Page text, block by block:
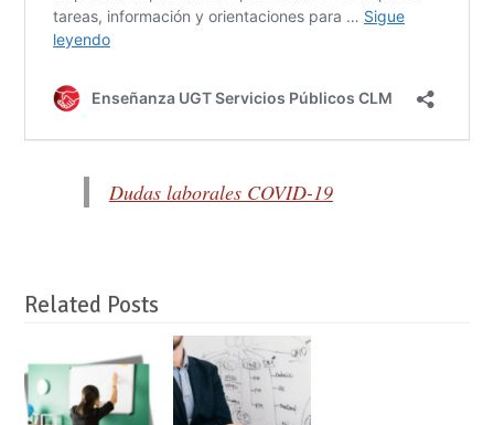
Dudas laborales COVID-19
Related Posts